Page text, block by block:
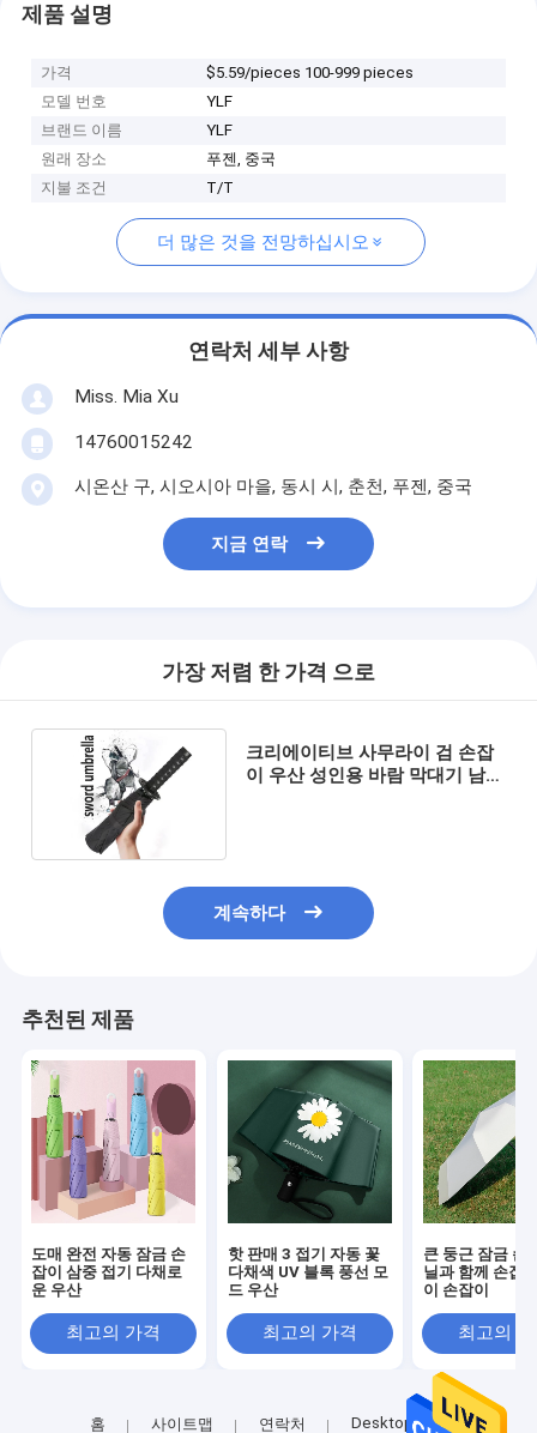
제품 설명
가격
$5.59/pieces 100-999 pieces
모델 번호
YLF
브랜드 이름
YLF
원래 장소
푸젠, 중국
지불 조건
T/T
더 많은 것을 전망하십시오
연락처 세부 사항
Miss. Mia Xu
14760015242
시온산 구, 시오시아 마을, 동시 시, 춘천, 푸젠, 중국
지금 연락
가장 저렴 한 가격 으로
크리에이티브 사무라이 검 손잡
이 우산 성인용 바람 막대기 남성
계속하다
추천된 제품
도매 완전 자동 잠금 손
잡이 삼중 접기 다채로
운 우산
최고의 가격
핫 판매 3 접기 자동 꽃
다채색 UV 블록 풍선 모
드 우산
최고의 가격
큰 둥근 잠금 손
닐과 함께 손잡
이 손잡이
최고의
홈 사이트맵 연락처 Desktop Site